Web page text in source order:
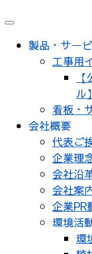
製品・サー
工事用
ル】
看板・
会社概要
代表ご
企業理
会社沿
会社案
企業PR
環境活
環